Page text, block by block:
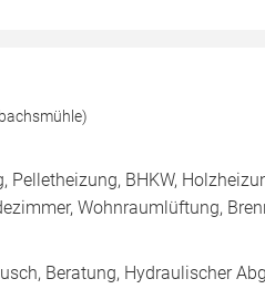
BHKW,
Wohnraumlüftung,
Beratung, Hydraulischer